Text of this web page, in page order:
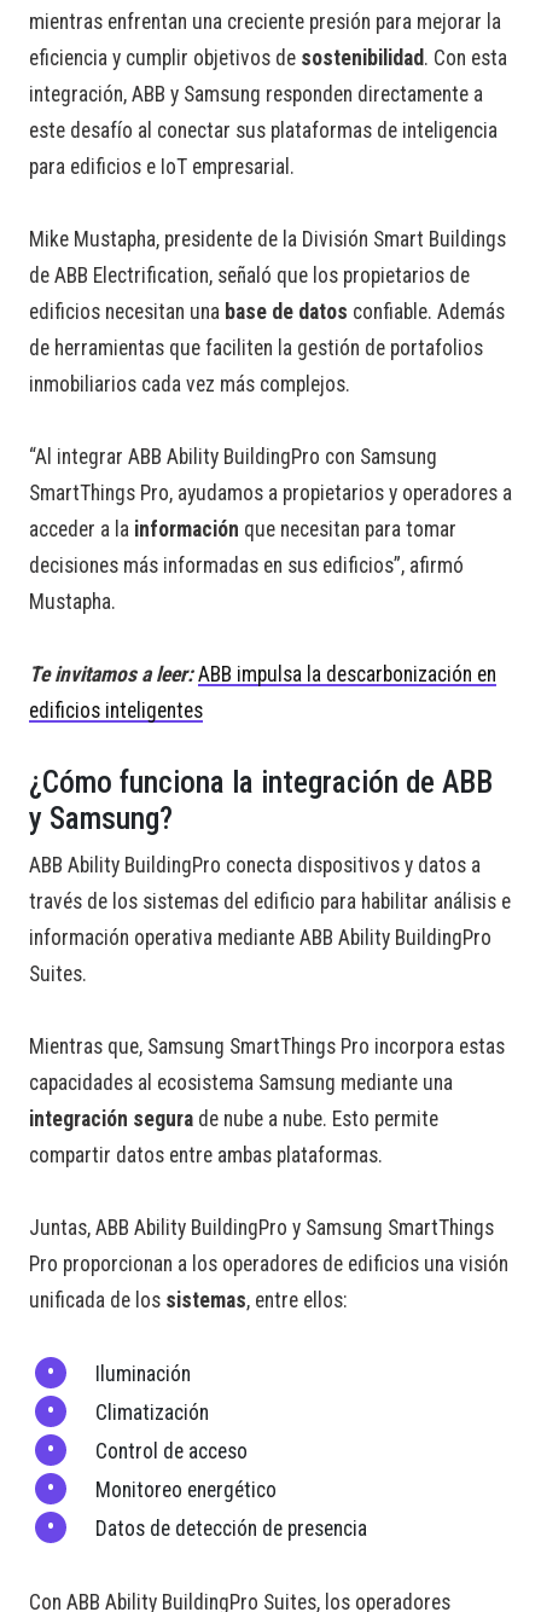
mientras enfrentan una creciente presión para mejorar la
eficiencia y cumplir objetivos de sostenibilidad. Con esta
integración, ABB y Samsung responden directamente a
este desafío al conectar sus plataformas de inteligencia
para edificios e IoT empresarial.
Mike Mustapha, presidente de la División Smart Buildings
de ABB Electrification, señaló que los propietarios de
edificios necesitan una base de datos confiable. Además
de herramientas que faciliten la gestión de portafolios
inmobiliarios cada vez más complejos.
“Al integrar ABB Ability BuildingPro con Samsung
SmartThings Pro, ayudamos a propietarios y operadores a
acceder a la información que necesitan para tomar
decisiones más informadas en sus edificios”, afirmó
Mustapha.
Te invitamos a leer: ABB impulsa la descarbonización en
edificios inteligentes
¿Cómo funciona la integración de ABB
y Samsung?
ABB Ability BuildingPro conecta dispositivos y datos a
través de los sistemas del edificio para habilitar análisis e
información operativa mediante ABB Ability BuildingPro
Suites.
Mientras que, Samsung SmartThings Pro incorpora estas
capacidades al ecosistema Samsung mediante una
integración segura de nube a nube. Esto permite
compartir datos entre ambas plataformas.
Juntas, ABB Ability BuildingPro y Samsung SmartThings
Pro proporcionan a los operadores de edificios una visión
unificada de los sistemas, entre ellos:
Iluminación
Climatización
Control de acceso
Monitoreo energético
Datos de detección de presencia
Con ABB Ability BuildingPro Suites, los operadores